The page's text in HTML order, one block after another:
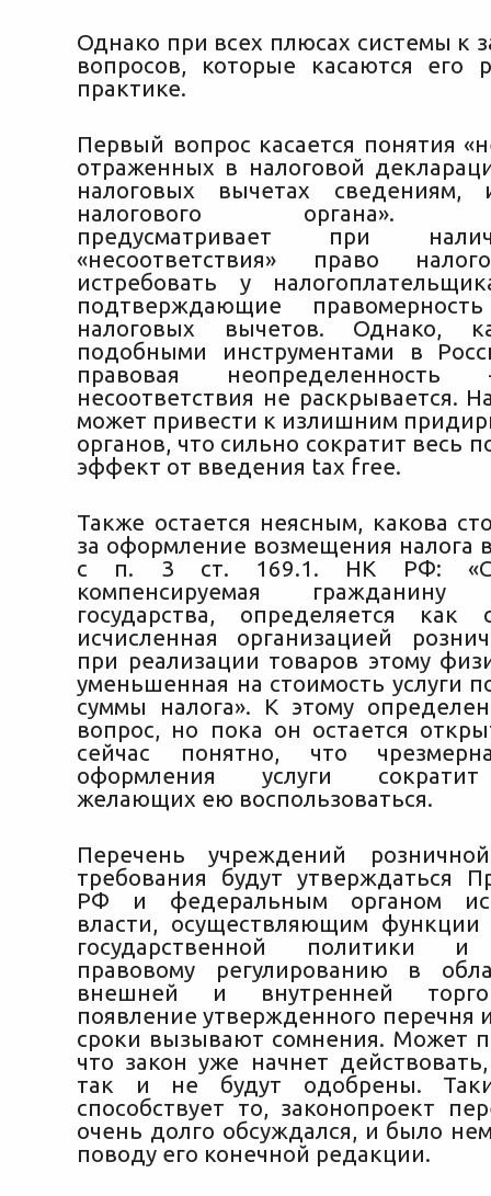
Однако при всех плюсах системы к
вопросов, которые касаются его
практике.
Первый вопрос касается понятия
отраженных в налоговой
налоговых вычетах
налогового органа».
предусматривает при
«несоответствия» право
истребовать у
подтверждающие
налоговых вычетов. Однако,
подобными инструментами в
правовая
несоответствия не раскрывается.
может привести к излишним
органов, что сильно сократит весь
эффект от введения tax free.
Также остается неясным, какова
за оформление возмещения налога
с п. 3 ст. 169.1. НК РФ:
компенсируемая гражданину
государства, определяется как
исчисленная организацией
при реализации товаров этому
уменьшенная на стоимость услуги
суммы налога». К этому
вопрос, но пока он остается
сейчас понятно, что
оформления услуги сократит
желающих ею воспользоваться.
Перечень учреждений
требования будут утверждаться
РФ и федеральным органом
власти, осуществляющим функции
государственной политики и
правовому регулированию в
внешней и внутренней
появление утвержденного перечня
сроки вызывают сомнения. Может
что закон уже начнет
так и не будут одобрены.
способствует то, законопроект
очень долго обсуждался, и было
поводу его конечной редакции.